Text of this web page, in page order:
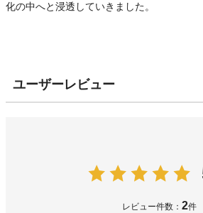
化の中へと浸透していきました。
ユーザーレビュー
レビュー件数： 2件